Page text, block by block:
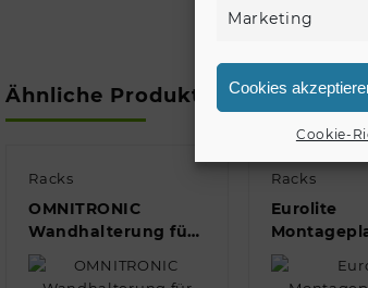
Marketing
Cookies
Cookie-
Ähnliche Produkte
Racks
OMNITRONIC
Wandhalterung für
PAS-210 MK3 //
OMNITRONIC
Racks
Eurolite
MD-2010 //
Mounting